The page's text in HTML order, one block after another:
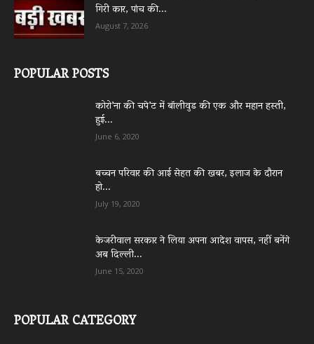
गिरी कार, पांच की...
August 7, 2026
POPULAR POSTS
कोरो’ना की चपे’ट में बॉलीवुड की एक और महान हस्ती,
हुई...
June 6, 2020
बच्चन परिवार की आई सेहत की खबर, इलाज के दौरान
हो...
July 19, 2020
केजरीवाल सरकार ने लिया अपना आदेश वापस, नहीं बनेंगे
अब दिल्ली...
June 15, 2020
POPULAR CATEGORY